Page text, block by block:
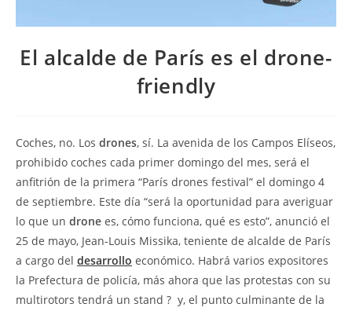
El alcalde de París es el drone-
friendly
Coches, no. Los drones, sí. La avenida de los Campos Elíseos,
prohibido coches cada primer domingo del mes, será el
anfitrión de la primera “París drones festival” el domingo 4
de septiembre. Este día “será la oportunidad para averiguar
lo que un drone es, cómo funciona, qué es esto”, anunció el
25 de mayo, Jean-Louis Missika, teniente de alcalde de París
a cargo del desarrollo económico. Habrá varios expositores 
la Prefectura de policía, más ahora que las protestas con su
multirotors tendrá un stand ?  y, el punto culminante de la